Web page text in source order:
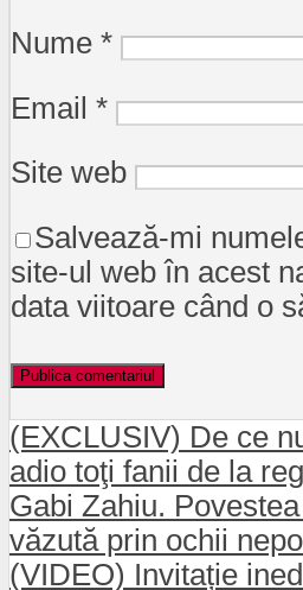
Nume *
Email *
Site web
Salvează-mi
site-ul web în acest
data viitoare când o
(EXCLUSIV) De ce
adio toţi fanii de la
Gabi Zahiu.
văzută prin ochii
(VIDEO) Invitație